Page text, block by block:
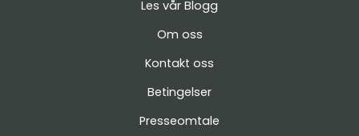
Les vår Blogg
Om oss
Kontakt oss
Betingelser
Presseomtale